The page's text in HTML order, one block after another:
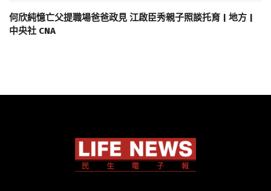
何欣純憶亡父提職場爸爸政見 江啟臣秀親子照談托育 | 地方 |
中央社 CNA